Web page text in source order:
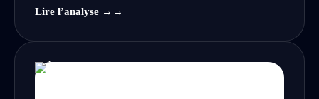
Lire l’analyse →